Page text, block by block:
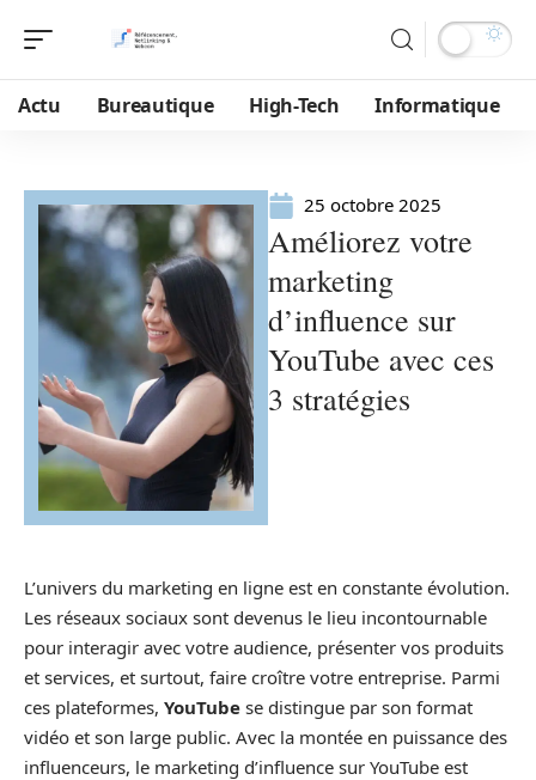
Actu Bureautique High-Tech Informatique
25 octobre 2025
Améliorez votre
marketing
d’influence sur
YouTube avec ces
3 stratégies
L’univers du marketing en ligne est en constante évolution.
Les réseaux sociaux sont devenus le lieu incontournable
pour interagir avec votre audience, présenter vos produits
et services, et surtout, faire croître votre entreprise. Parmi
ces plateformes, YouTube se distingue par son format
vidéo et son large public. Avec la montée en puissance des
influenceurs, le marketing d’influence sur YouTube est